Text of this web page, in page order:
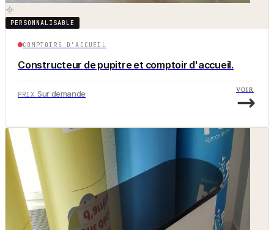
PERSONNALISABLE
COMPTOIRS D'ACCUEIL
Constructeur de pupitre et comptoir d'accueil.
PRIX Sur demande VOIR